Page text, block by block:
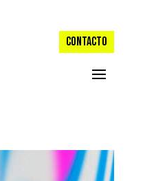
CONTACTO